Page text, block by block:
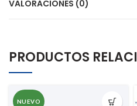
VALORACIONES (0)
PRODUCTOS
NUEVO